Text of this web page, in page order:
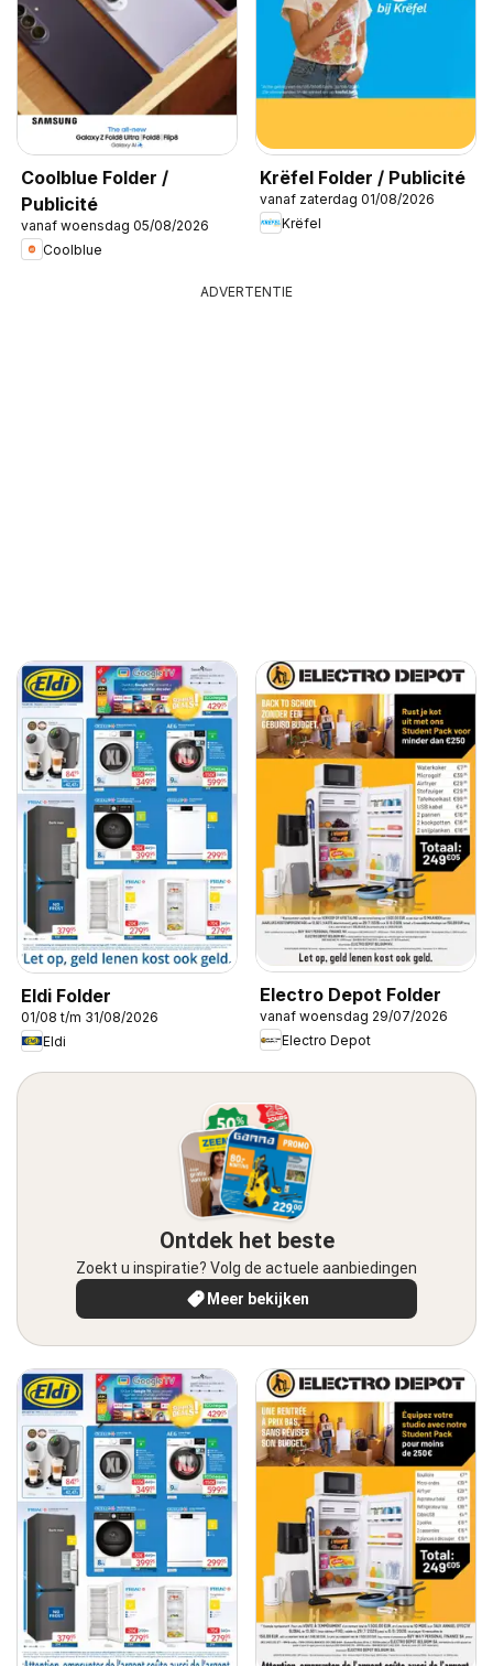
Coolblue Folder /
Publicité
vanaf woensdag 05/08/2026
Coolblue
Krëfel Folder / Publicité
vanaf zaterdag 01/08/2026
Krëfel
ADVERTENTIE
Eldi Folder
01/08 t/m 31/08/2026
Eldi
Electro Depot Folder
vanaf woensdag 29/07/2026
Electro Depot
Ontdek het beste
Zoekt u inspiratie? Volg de actuele aanbiedingen
Meer bekijken